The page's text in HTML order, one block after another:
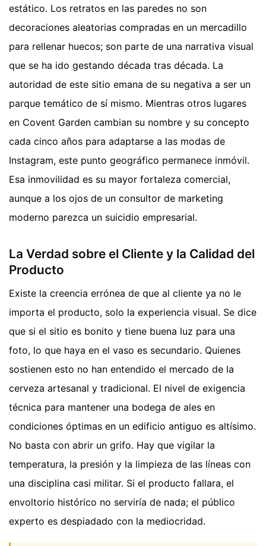
estático. Los retratos en las paredes no son
decoraciones aleatorias compradas en un mercadillo
para rellenar huecos; son parte de una narrativa visual
que se ha ido gestando década tras década. La
autoridad de este sitio emana de su negativa a ser un
parque temático de sí mismo. Mientras otros lugares
en Covent Garden cambian su nombre y su concepto
cada cinco años para adaptarse a las modas de
Instagram, este punto geográfico permanece inmóvil.
Esa inmovilidad es su mayor fortaleza comercial,
aunque a los ojos de un consultor de marketing
moderno parezca un suicidio empresarial.
La Verdad sobre el Cliente y la Calidad del
Producto
Existe la creencia errónea de que al cliente ya no le
importa el producto, solo la experiencia visual. Se dice
que si el sitio es bonito y tiene buena luz para una
foto, lo que haya en el vaso es secundario. Quienes
sostienen esto no han entendido el mercado de la
cerveza artesanal y tradicional. El nivel de exigencia
técnica para mantener una bodega de ales en
condiciones óptimas en un edificio antiguo es altísimo.
No basta con abrir un grifo. Hay que vigilar la
temperatura, la presión y la limpieza de las líneas con
una disciplina casi militar. Si el producto fallara, el
envoltorio histórico no serviría de nada; el público
experto es despiadado con la mediocridad.